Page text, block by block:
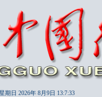
期日 2026年 8月9日 13:7:35